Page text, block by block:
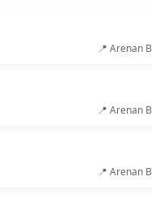
📍 Arenan B
📍 Arenan B
📍 Arenan B